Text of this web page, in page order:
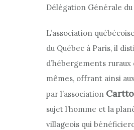
Délégation Générale du
L’association
du Québec à Paris, il
d’hébergements
mêmes, offrant ainsi
par l’association
sujet l’homme et la
villageois qui